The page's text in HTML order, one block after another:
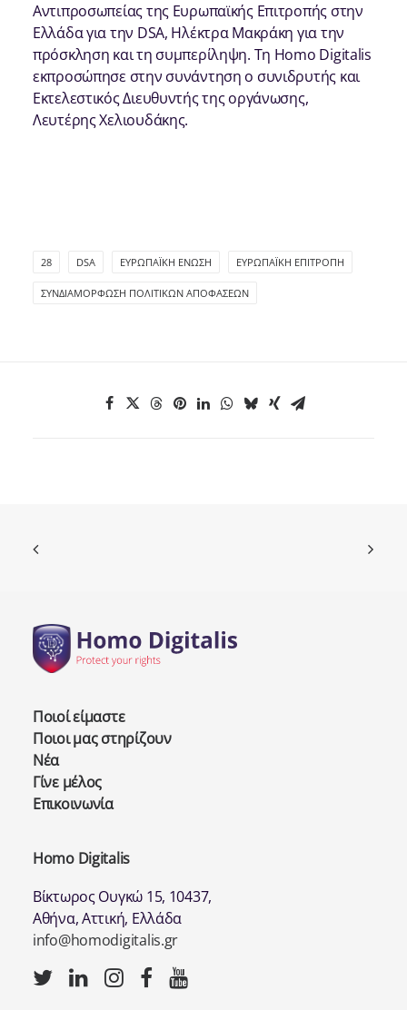
Αντιπροσωπείας της Ευρωπαϊκής Επιτροπής στην
Ελλάδα για την DSA, Ηλέκτρα Μακράκη για την
πρόσκληση και τη συμπερίληψη. Τη Homo Digitalis
εκπροσώπησε στην συνάντηση ο συνιδρυτής και
Εκτελεστικός Διευθυντής της οργάνωσης,
Λευτέρης Χελιουδάκης.
28 DSA ΕΥΡΩΠΑΪΚΉ ΈΝΩΣΗ ΕΥΡΩΠΑΪΚΉ ΕΠΙΤΡΟΠΉ
ΣΥΝΔΙΑΜΌΡΦΩΣΗ ΠΟΛΙΤΙΚΏΝ ΑΠΟΦΆΣΕΩΝ
Ποιοί είμαστε
Ποιοι μας στηρίζουν
Νέα
Γίνε μέλος
Επικοινωνία
Homo Digitalis
Βίκτωρος Ουγκώ 15, 10437,
Αθήνα, Αττική, Ελλάδα
info@homodigitalis.gr